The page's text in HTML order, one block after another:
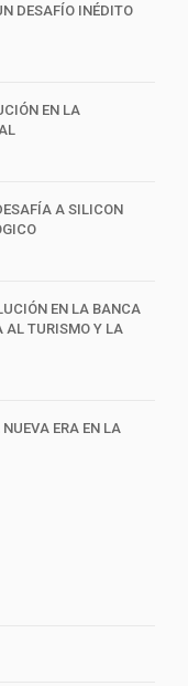
DESAFÍO INÉDITO
EN LA
A SILICON
EN LA BANCA
AL TURISMO Y LA
ERA EN LA